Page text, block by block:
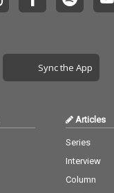
Sync the App
Articles
Series
Interview
Column